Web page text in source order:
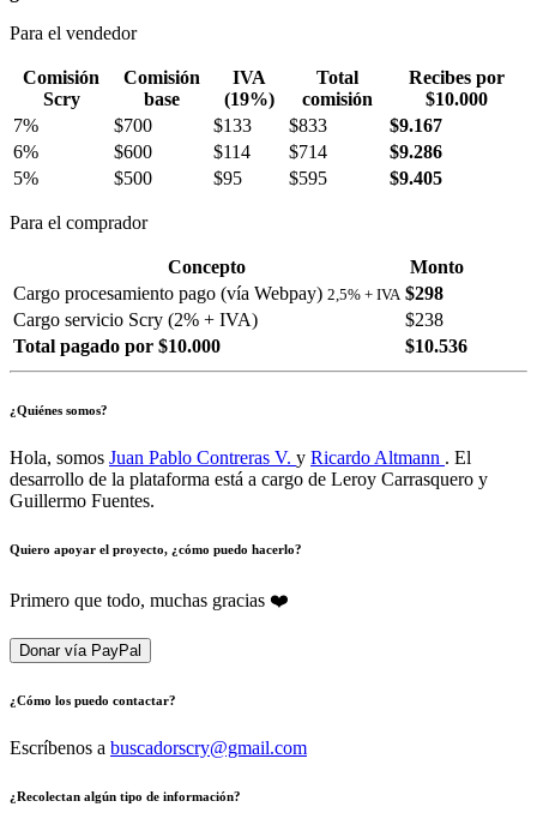
Para el vendedor
Comisión
Scry
Comisión
base
IVA
(19%)
Total
comisión
Recibes por
$10.000
7%
$700 $133 $833
$9.167
6%
$600 $114 $714
$9.286
5%
$500 $95 $595 $9.405
Para el comprador
Concepto
Monto
Cargo procesamiento pago (vía Webpay) 2,5% + IVA $298
Cargo servicio Scry (2% + IVA)
$238
Total pagado por $10.000
$10.536
¿Quiénes somos?
Hola, somos Juan Pablo Contreras V. y Ricardo Altmann . El
desarrollo de la plataforma está a cargo de Leroy Carrasquero y
Guillermo Fuentes.
Quiero apoyar el proyecto, ¿cómo puedo hacerlo?
Primero que todo, muchas gracias ❤️
Donar vía PayPal
¿Cómo los puedo contactar?
Escríbenos a buscadorscry@gmail.com
¿Recolectan algún tipo de información?